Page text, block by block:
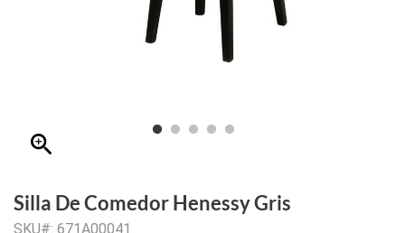
zoom_in
Silla De Comedor Henessy Gris
SKU#: 671A00041